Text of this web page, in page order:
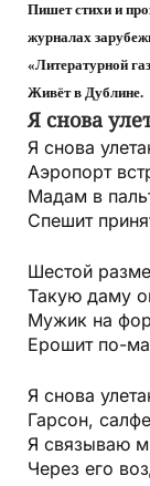
Пишет стихи и
журналах
«Литературной
Живёт в Дублине.
Я снова
Я снова
Аэропорт
Мадам в
Спешит
Шестой
Такую даму
Мужик на
Ерошит по-
Я снова
Гарсон,
Я связываю
Через его